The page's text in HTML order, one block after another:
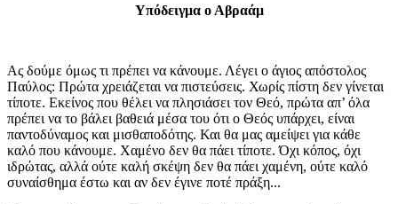
Υπόδειγμα ο Αβραάμ
Ας δούμε όμως τι πρέπει να κάνουμε. Λέγει ο άγιος απόστολος
Παύλος: Πρώτα χρειάζεται να πιστεύσεις. Χωρίς πίστη δεν γίνεται
τίποτε. Εκείνος που θέλει να πλησιάσει τον Θεό, πρώτα απ’ όλα
πρέπει να το βάλει βαθειά μέσα του ότι ο Θεός υπάρχει, είναι
παντοδύναμος και μισθαποδότης. Και θα μας αμείψει για κάθε
καλό που κάνουμε. Χαμένο δεν θα πάει τίποτε. Όχι κόπος, όχι
ιδρώτας, αλλά ούτε καλή σκέψη δεν θα πάει χαμένη, ούτε καλό
συναίσθημα έστω και αν δεν έγινε ποτέ πράξη...